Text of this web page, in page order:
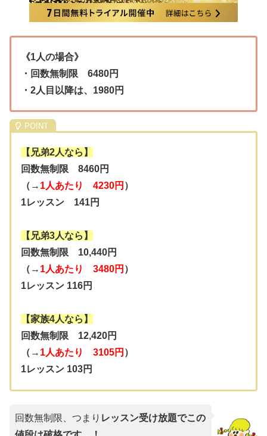
《1人の場合》
・回数無制限 6480円
・2人目以降は、1980円
【兄弟2人なら】
回数無制限 8460円
（→ 1人あたり 4230円 ）
1レッスン 141円
【兄弟3人なら】
回数無制限 10,440円
（→ 1人あたり 3480円 ）
1レッスン 116円
【家族4人なら】
回数無制限 12,420円
（→ 1人あたり 3105円 ）
1レッスン 103円
回数無制限、つまり レッスン受け放題でこの